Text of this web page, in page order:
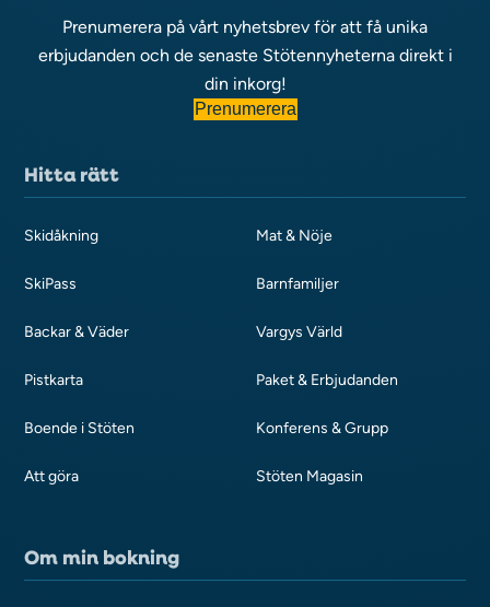
Prenumerera på vårt nyhetsbrev för att få unika
erbjudanden och de senaste Stötennyheterna direkt i
din inkorg!
Prenumerera
Hitta rätt
Skidåkning
SkiPass
Backar & Väder
Pistkarta
Boende i Stöten
Att göra
Mat & Nöje
Barnfamiljer
Vargys Värld
Paket & Erbjudanden
Konferens & Grupp
Stöten Magasin
Om min bokning